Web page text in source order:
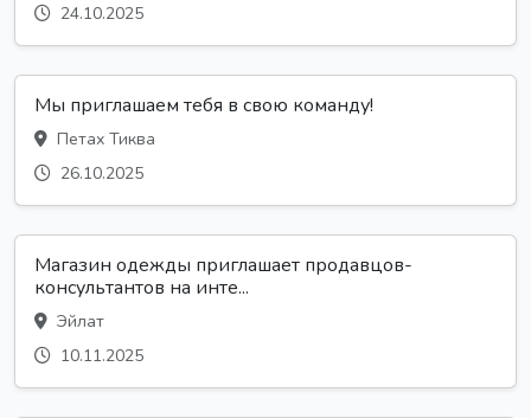
24.10.2025
Мы приглашаем тебя в свою команду!
Петах Тиква
26.10.2025
Магазин одежды приглашает продавцов-
консультантов на инте...
Эйлат
10.11.2025